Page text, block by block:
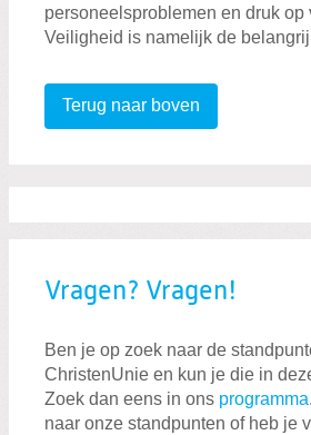
personeelsproblemen en druk op
Veiligheid is namelijk de
Terug naar boven
Vragen? Vragen!
Ben je op zoek naar de
ChristenUnie en kun je die in
Zoek dan eens in ons programma
naar onze standpunten of heb je